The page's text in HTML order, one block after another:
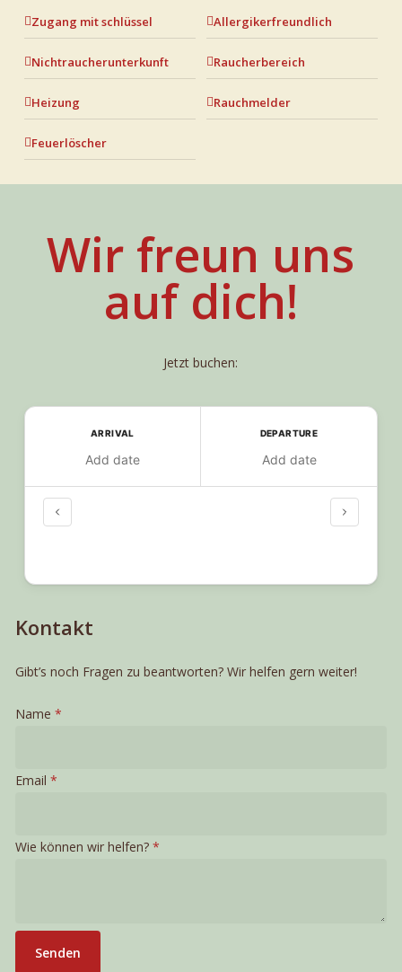
Zugang mit schlüssel Allergikerfreundlich
Nichtraucherunterkunft Raucherbereich
Heizung Rauchmelder
Feuerlöscher
Wir freun uns
auf dich!
Jetzt buchen:
ARRIVAL
Add date
DEPARTURE
Add date
Kontakt
Gibt’s noch Fragen zu beantworten? Wir helfen gern weiter!
können
Name *
Email *
Wie können wir helfen? *
Senden